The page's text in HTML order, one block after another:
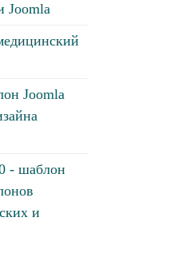
Joomla
Joomla
- шаблон
и